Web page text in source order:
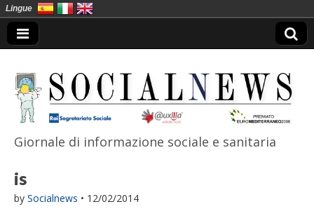
SocialNews
Giornale di informazione sociale e sanitaria
is
by Socialnews • 12/02/2014
Lingue